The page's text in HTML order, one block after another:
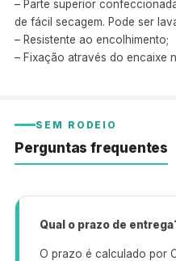
– Parte superior
de fácil secagem. Pode ser
– Resistente ao encolhimento;
– Fixação através do encaixe
SEM RODEIO
Perguntas frequentes
Qual o prazo de
O prazo é calculado por